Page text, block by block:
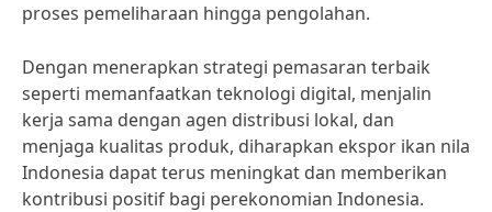
proses pemeliharaan hingga pengolahan.
Dengan menerapkan strategi pemasaran terbaik
seperti memanfaatkan teknologi digital, menjalin
kerja sama dengan agen distribusi lokal, dan
menjaga kualitas produk, diharapkan ekspor ikan nila
Indonesia dapat terus meningkat dan memberikan
kontribusi positif bagi perekonomian Indonesia.